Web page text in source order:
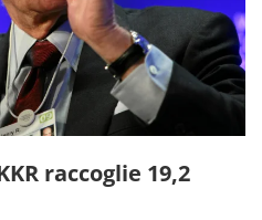
raccoglie 19,2